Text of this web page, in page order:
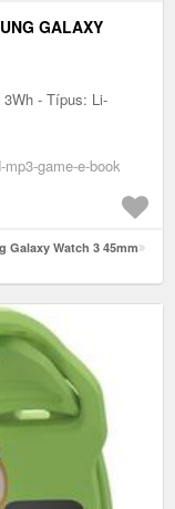
GALAXY
- Típus: Li-
game-e-book
Galaxy Watch 3 45mm